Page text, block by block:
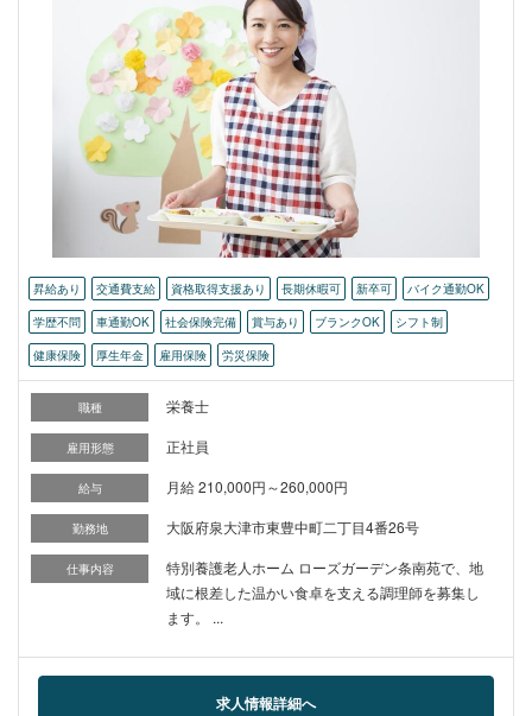
昇給あり 交通費支給 資格取得支援あり 長期休暇可 新卒可
バイク通勤OK
学歴不問
車通勤OK 社会保険完備 賞与あり ブランクOK
シフト制
健康保険
厚生年金 雇用保険 労災保険
職種 栄養士
雇用形態 正社員
給与 月給 210,000円～260,000円
勤務地 大阪府泉大津市東豊中町二丁目4番26号
仕事内容
特別養護老人ホーム ローズガーデン条南苑で、地
域に根差した温かい食卓を支える調理師を募集し
ます。 ...
求人情報詳細へ